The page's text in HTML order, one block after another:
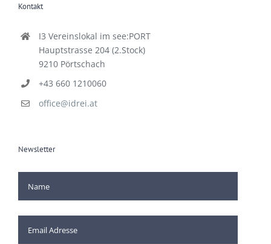
Kontakt
I3 Vereinslokal im see:PORT
Hauptstrasse 204 (2.Stock)
9210 Pörtschach
+43 660 1210060
office@idrei.at
Newsletter